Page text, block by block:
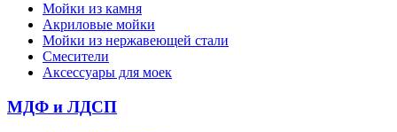
Мойки из камня
Акриловые мойки
Мойки из нержавеющей стали
Смесители
Аксессуары для моек
МДФ и ЛДСП